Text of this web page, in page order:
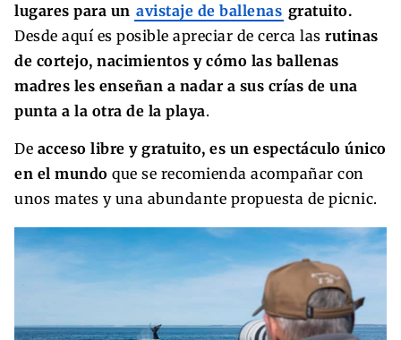
lugares para un avistaje de ballenas gratuito.
Desde aquí es posible apreciar de cerca las rutinas
de cortejo, nacimientos y cómo las ballenas
madres les enseñan a nadar a sus crías de una
punta a la otra de la playa.
De acceso libre y gratuito, es un espectáculo único
en el mundo que se recomienda acompañar con
unos mates y una abundante propuesta de picnic.